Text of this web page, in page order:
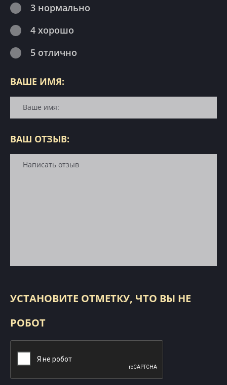
3 нормально
4 хорошо
5 отлично
ВАШЕ ИМЯ:
ВАШ ОТЗЫВ:
УСТАНОВИТЕ ОТМЕТКУ, ЧТО ВЫ НЕ
РОБОТ